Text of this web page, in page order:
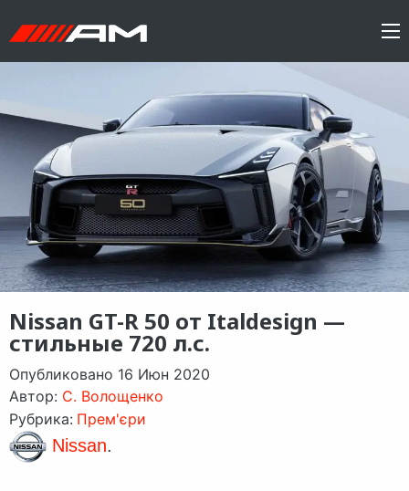
Nissan GT-R 50 от Italdesign —
стильные 720 л.с.
Опубликовано 16 Июн 2020
Автор: C. Волощенко
Рубрика: Прем'єри
Nissan.